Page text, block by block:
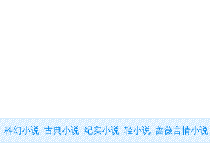
科幻小说 古典小说 纪实小说 轻小说 蔷薇言情小说